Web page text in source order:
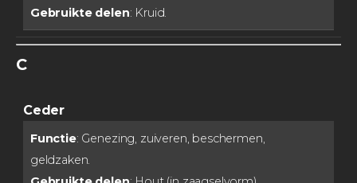
Gebruikte delen: Kruid.
C
Ceder
Functie: Genezing, zuiveren, beschermen,
geldzaken.